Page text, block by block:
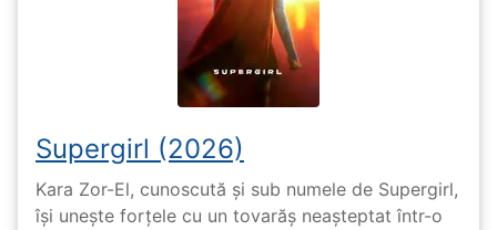
Supergirl (2026)
Kara Zor-El, cunoscută și sub numele de Supergirl,
își unește forțele cu un tovarăș neașteptat într-o